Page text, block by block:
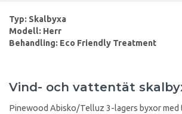
Typ: Skalbyxa
Modell: Herr
Behandling: Eco Friendly Treatment
Vind- och vattentät
Pinewood Abisko/Telluz 3-lagers byxor med